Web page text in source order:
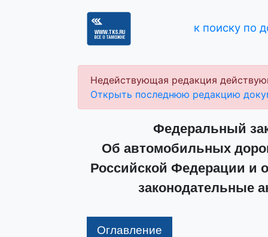
к поиску по
Недействующая редакция
Открыть последнюю редакцию
Федеральный
Об автомобильных
Российской Федерации и
законодательные
Оглавление